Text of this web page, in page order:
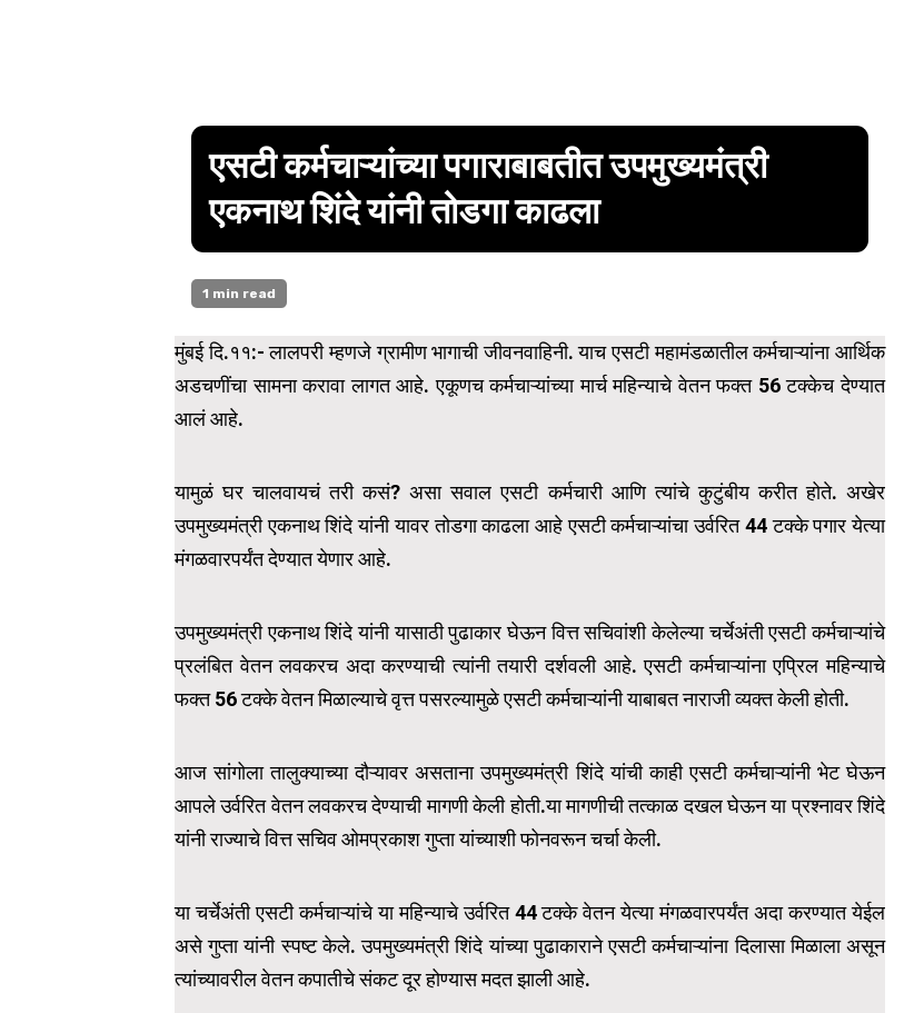
एसटी कर्मचाऱ्यांच्या पगाराबाबतीत उपमुख्यमंत्री
एकनाथ शिंदे यांनी तोडगा काढला
1 min read
मुंबई दि.११:- लालपरी म्हणजे ग्रामीण भागाची जीवनवाहिनी. याच एसटी महामंडळातील कर्मचाऱ्यांना आर्थिक
अडचणींचा सामना करावा लागत आहे. एकूणच कर्मचाऱ्यांच्या मार्च महिन्याचे वेतन फक्त 56 टक्केच देण्यात
आलं आहे.
यामुळं घर चालवायचं तरी कसं? असा सवाल एसटी कर्मचारी आणि त्यांचे कुटुंबीय करीत होते. अखेर
उपमुख्यमंत्री एकनाथ शिंदे यांनी यावर तोडगा काढला आहे एसटी कर्मचाऱ्यांचा उर्वरित 44 टक्के पगार येत्या
मंगळवारपर्यंत देण्यात येणार आहे.
उपमुख्यमंत्री एकनाथ शिंदे यांनी यासाठी पुढाकार घेऊन वित्त सचिवांशी केलेल्या चर्चेअंती एसटी कर्मचाऱ्यांचे
प्रलंबित वेतन लवकरच अदा करण्याची त्यांनी तयारी दर्शवली आहे. एसटी कर्मचाऱ्यांना एप्रिल महिन्याचे
फक्त 56 टक्के वेतन मिळाल्याचे वृत्त पसरल्यामुळे एसटी कर्मचाऱ्यांनी याबाबत नाराजी व्यक्त केली होती.
आज सांगोला तालुक्याच्या दौऱ्यावर असताना उपमुख्यमंत्री शिंदे यांची काही एसटी कर्मचाऱ्यांनी भेट घेऊन
आपले उर्वरित वेतन लवकरच देण्याची मागणी केली होती.या मागणीची तत्काळ दखल घेऊन या प्रश्नावर शिंदे
यांनी राज्याचे वित्त सचिव ओमप्रकाश गुप्ता यांच्याशी फोनवरून चर्चा केली.
या चर्चेअंती एसटी कर्मचाऱ्यांचे या महिन्याचे उर्वरित 44 टक्के वेतन येत्या मंगळवारपर्यंत अदा करण्यात येईल
असे गुप्ता यांनी स्पष्ट केले. उपमुख्यमंत्री शिंदे यांच्या पुढाकाराने एसटी कर्मचाऱ्यांना दिलासा मिळाला असून
त्यांच्यावरील वेतन कपातीचे संकट दूर होण्यास मदत झाली आहे.